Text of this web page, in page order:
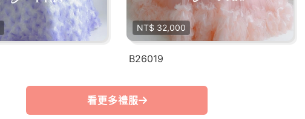
NT$ 32,000
B26019
看更多禮服